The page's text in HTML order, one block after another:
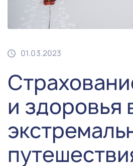
01.03.2023
и здоровья